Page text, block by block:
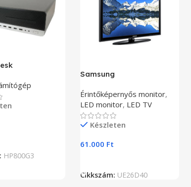
HP800G3
Samsung
Érintőképernyős monitor,
LED monitor, LED TV
Készleten
61.000 Ft
Cikkszám: UE26D40